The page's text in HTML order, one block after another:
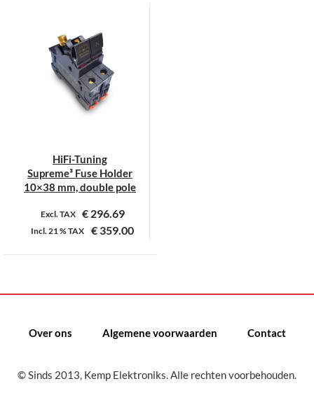
HiFi-Tuning
Supreme³ Fuse Holder
10×38 mm, double pole
Excl. TAX €296.69
Incl.21 %TAX € 359.00
Dit
kan
Over ons Algemene voorwaarden Contact
© Sinds 2013, Kemp Elektroniks. Alle rechten voorbehouden.